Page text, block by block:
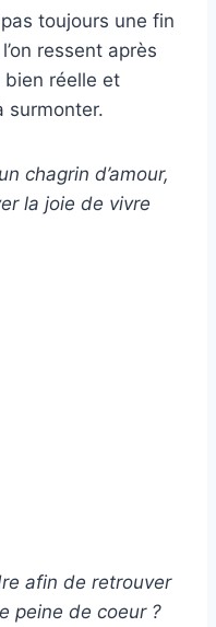
pas toujours une fin
ressent après
bien réelle et
surmonter.
chagrin d’amour,
la joie de vivre
afin de retrouver
peine de coeur ?